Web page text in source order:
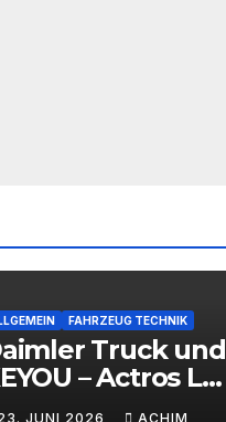
FAHRZEUG TECHNIK
Truck und
– Actros L
JUNI 2026 ACHIM